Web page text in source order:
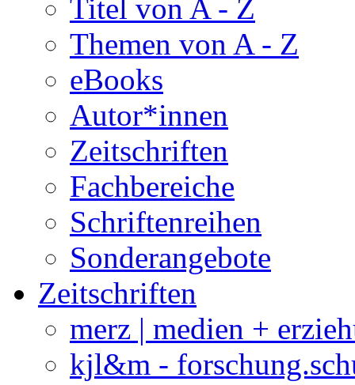
Titel von A - Z
Themen von A - Z
eBooks
Autor*innen
Zeitschriften
Fachbereiche
Schriftenreihen
Sonderangebote
Zeitschriften
merz | medien +
kjl&m -